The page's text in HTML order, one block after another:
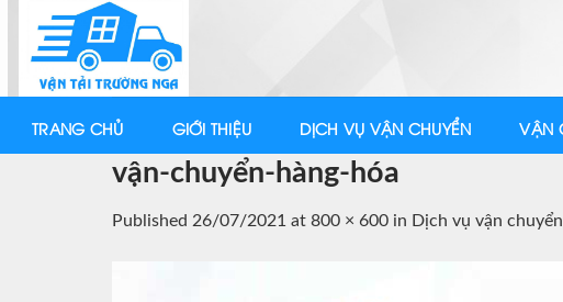
content
TRANG CHỦ GIỚI THIỆU DỊCH VỤ VẬN CHUYỂN VẬN
vận-chuyển-hàng-hóa
Published 26/07/2021 at 800 × 600 in Dịch vụ vận